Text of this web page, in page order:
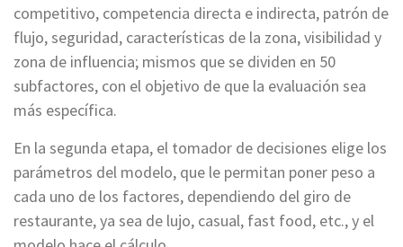
competitivo, competencia directa e indirecta, patrón de
flujo, seguridad, características de la zona, visibilidad y
zona de influencia; mismos que se dividen en 50
subfactores, con el objetivo de que la evaluación sea
más específica.
En la segunda etapa, el tomador de decisiones elige los
parámetros del modelo, que le permitan poner peso a
cada uno de los factores, dependiendo del giro de
restaurante, ya sea de lujo, casual, fast food, etc., y el